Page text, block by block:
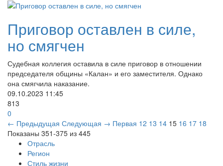
Приговор оставлен в силе,
но смягчен
​Судебная коллегия оставила в силе приговор в отношении
председателя общины «Калан» и его заместителя. Однако
она смягчила наказание.
09.10.2023 11:45
813
0
← Предыдущая Следующая → Первая 12 13 14 15 16 17 18
Показаны 351-375 из 445
Отрасль
Регион
Стиль жизни